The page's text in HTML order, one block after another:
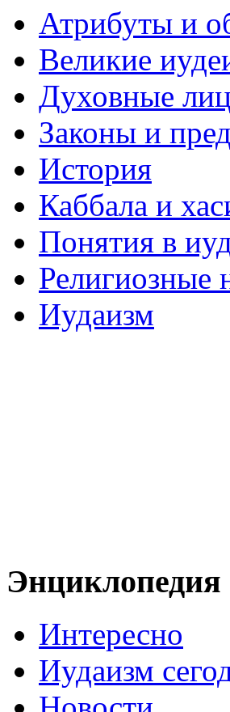
Атрибуты и
Великие
Духовные
Законы и
История
Каббала и
Понятия в
Религиозные
Иудаизм
Энциклопедия
Интересно
Иудаизм